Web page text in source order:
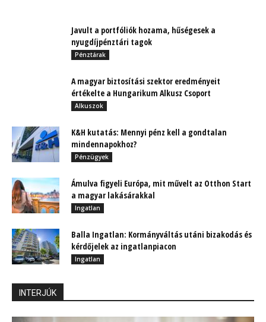
Javult a portfóliók hozama, hűségesek a
nyugdíjpénztári tagok
Pénztárak
A magyar biztosítási szektor eredményeit
értékelte a Hungarikum Alkusz Csoport
Alkuszok
K&H kutatás: Mennyi pénz kell a gondtalan
mindennapokhoz?
Pénzügyek
Ámulva figyeli Európa, mit művelt az Otthon Start
a magyar lakásárakkal
Ingatlan
Balla Ingatlan: Kormányváltás utáni bizakodás és
kérdőjelek az ingatlanpiacon
Ingatlan
INTERJÚK